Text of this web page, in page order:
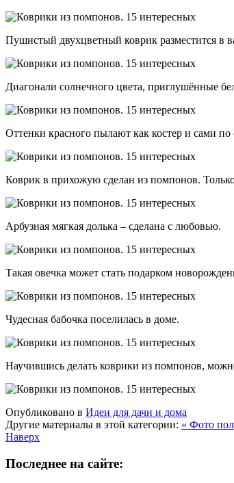
Пушистый двухцветный коврик разместится в
Диагонали солнечного цвета, приглушённые
Оттенки красного пылают как костер и сами по
Коврик в прихожую сделан из помпонов.
Арбузная мягкая долька – сделана с любовью.
Такая овечка может стать подарком
Чудесная бабочка поселилась в доме.
Научившись делать коврики из помпонов,
Опубликовано в Идеи для дачи и дома
Другие материалы в этой категории: « Фото
Наверх
Последнее на сайте: